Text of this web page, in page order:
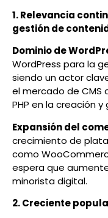
1. Relevancia
gestión de
Dominio de
WordPress para la
siendo un actor
el mercado de CMS
PHP en la creación
Expansión del
crecimiento de
como
espera que
minorista digital.
2. Creciente